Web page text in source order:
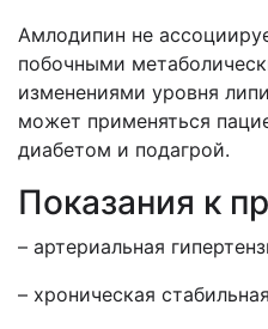
Амлодипин не
побочными
изменениями уровня
может применяться
диабетом и подагрой.
Показания к
– артериальная
– хроническая